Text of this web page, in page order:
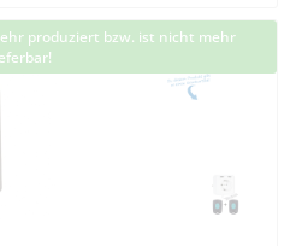
produziert bzw. ist nicht mehr